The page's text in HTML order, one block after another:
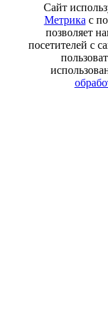
Сайт
Метрика с
позволяет
посетителей с